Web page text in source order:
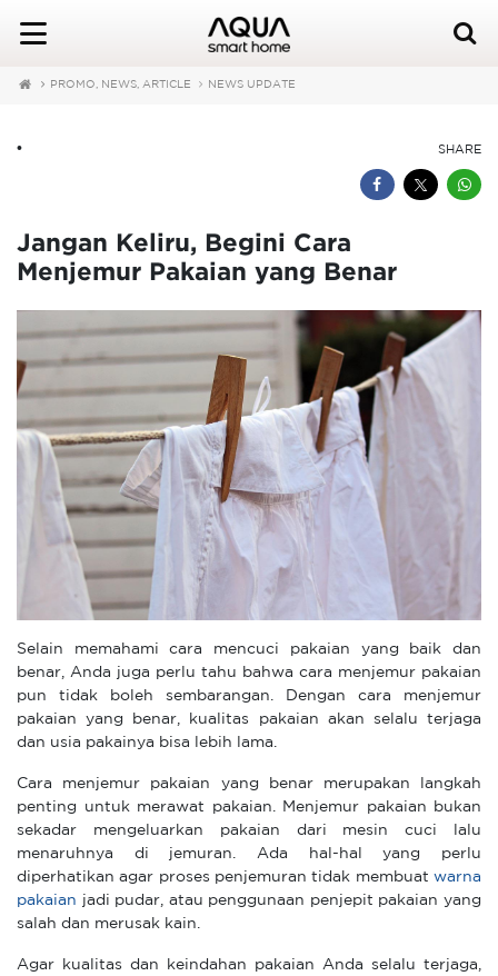
PROMO, NEWS, ARTICLE NEWS UPDATE
SHARE
•
Jangan Keliru, Begini Cara
Menjemur Pakaian yang Benar
Selain memahami cara mencuci pakaian yang baik dan
benar, Anda juga perlu tahu bahwa cara menjemur pakaian
pun tidak boleh sembarangan. Dengan cara menjemur
pakaian yang benar, kualitas pakaian akan selalu terjaga
dan usia pakainya bisa lebih lama.
Cara menjemur pakaian yang benar merupakan langkah
penting untuk merawat pakaian. Menjemur pakaian bukan
sekadar mengeluarkan pakaian dari mesin cuci lalu
menaruhnya di jemuran. Ada hal-hal yang perlu
diperhatikan agar proses penjemuran tidak membuat warna
pakaian jadi pudar, atau penggunaan penjepit pakaian yang
salah dan merusak kain.
Agar kualitas dan keindahan pakaian Anda selalu terjaga,